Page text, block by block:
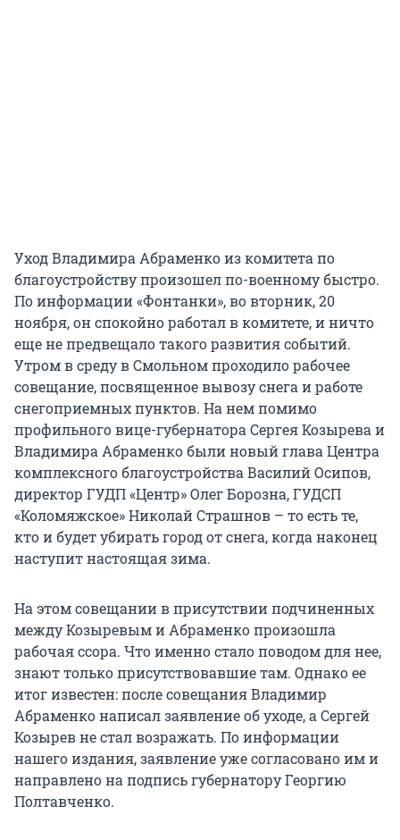
Уход Владимира Абраменко из комитета по
благоустройству произошел по-военному быстро.
По информации «Фонтанки», во вторник, 20
ноября, он спокойно работал в комитете, и ничто
еще не предвещало такого развития событий.
Утром в среду в Смольном проходило рабочее
совещание, посвященное вывозу снега и работе
снегоприемных пунктов. На нем помимо
профильного вице-губернатора Сергея Козырева и
Владимира Абраменко были новый глава Центра
комплексного благоустройства Василий Осипов,
директор ГУДП «Центр» Олег Борозна, ГУДСП
«Коломяжское» Николай Страшнов – то есть те,
кто и будет убирать город от снега, когда наконец
наступит настоящая зима.
На этом совещании в присутствии подчиненных
между Козыревым и Абраменко произошла
рабочая ссора. Что именно стало поводом для нее,
знают только присутствовавшие там. Однако ее
итог известен: после совещания Владимир
Абраменко написал заявление об уходе, а Сергей
Козырев не стал возражать. По информации
нашего издания, заявление уже согласовано им и
направлено на подпись губернатору Георгию
Полтавченко.